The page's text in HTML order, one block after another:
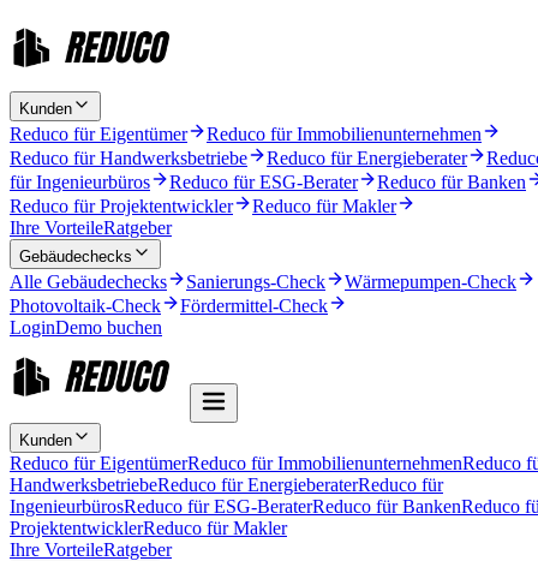
Kunden
Reduco für Eigentümer
Reduco für Immobilienunternehmen
Reduco für Handwerksbetriebe
Reduco für Energieberater
für Ingenieurbüros
Reduco für ESG-Berater
Reduco für Banken
Reduco für Projektentwickler
Reduco für Makler
Ihre VorteileRatgeber
Gebäudechecks
Alle Gebäudechecks Sanierungs-Check
Wärmepumpen-Check
Photovoltaik-Check
Fördermittel-Check
LoginDemo buchen
Kunden
Reduco für EigentümerReduco für ImmobilienunternehmenReduco
HandwerksbetriebeReduco für EnergieberaterReduco für
IngenieurbürosReduco für ESG-BeraterReduco für BankenReduco
ProjektentwicklerReduco für Makler
Ihre VorteileRatgeber